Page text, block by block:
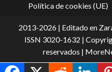
Política de cookies (UE)
2013-2026 | Editado en
ISSN 3020-1632 |
reservados |